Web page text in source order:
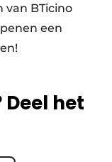
van BTicino
een
het